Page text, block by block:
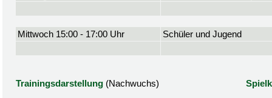
Mittwoch 15:00 - 17:00 Uhr Schüler und Jugend
Trainingsdarstellung (Nachwuchs)